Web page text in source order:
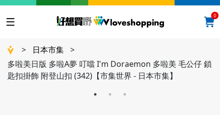
0
> 日本市集
>
多啦美日版 多啦A夢 叮噹 I'm Doraemon 多啦美 毛公仔 鎖
匙扣掛飾 附登山扣 (342)【市集世界 - 日本市集】